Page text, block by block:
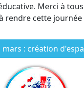
Merci à
rendre cette journée
création d'espaces de loisirs